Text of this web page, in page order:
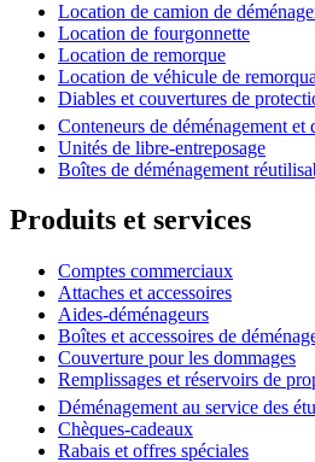
Location de camion de
Location de fourgonnette
Location de remorque
Location de véhicule de
Diables et couvertures de
Conteneurs de déménagement et
Unités de libre-entreposage
Boîtes de déménagement
Produits et services
Comptes commerciaux
Attaches et accessoires
Aides-déménageurs
Boîtes et accessoires de
Couverture pour les dommages
Remplissages et réservoirs de
Déménagement au service des
Chèques-cadeaux
Rabais et offres spéciales